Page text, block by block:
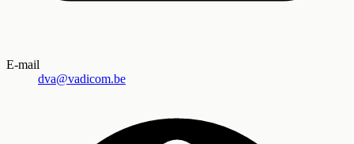
E-mail
dva@vadicom.be